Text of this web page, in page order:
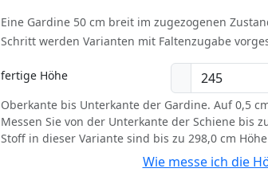
Eine Gardine 50 cm breit im zugezogenen
Schritt werden Varianten mit Faltenzugabe
fertige Höhe
Oberkante bis Unterkante der Gardine. Auf 0,5
Messen Sie von der Unterkante der Schiene bis
Stoff in dieser Variante sind bis zu 298,0 cm
Wie messe ich die